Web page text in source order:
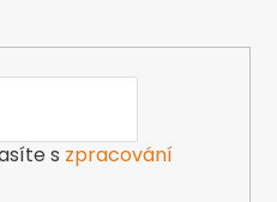
s zpracování